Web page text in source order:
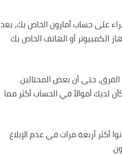
على حساب أمازون الخاص بك، بعد
الكمبيوتر أو الهاتف الخاص بك
حتى أن بعض المحتالين
لديك أموالاً في الحساب أكثر مما
لقد كانوا أكثر أربعة مرات في عدم الإبلاغ